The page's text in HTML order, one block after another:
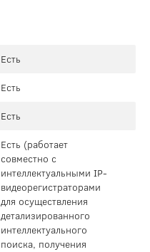
Есть
Есть
Есть
Есть (работает
совместно с
интеллектуальными IP-
видеорегистраторами
для осуществления
детализированного
интеллектуального
поиска, получения